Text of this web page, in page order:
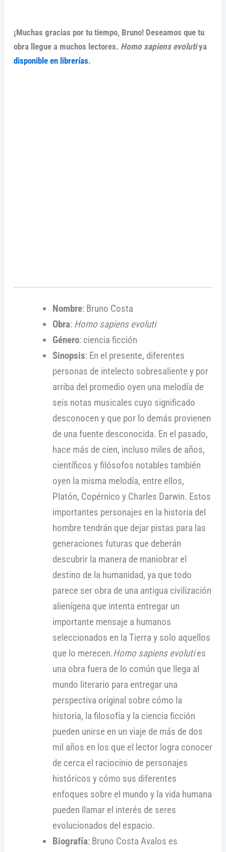
¡Muchas gracias por tu tiempo, Bruno! Deseamos que tu
obra llegue a muchos lectores. Homo sapiens evolutiya
disponible en librerías.
Nombre: Bruno Costa
Obra: Homo sapiens evoluti
Género: ciencia ficción
Sinopsis: En el presente, diferentes
personas de intelecto sobresaliente y por
arriba del promedio oyen una melodía de
seis notas musicales cuyo significado
desconocen y que por lo demás provienen
de una fuente desconocida. En el pasado,
hace más de cien, incluso miles de años,
científicos y filósofos notables también
oyen la misma melodía, entre ellos,
Platón, Copérnico y Charles Darwin. Estos
importantes personajes en la historia del
hombre tendrán que dejar pistas para las
generaciones futuras que deberán
descubrir la manera de maniobrar el
destino de la humanidad, ya que todo
parece ser obra de una antigua civilización
alienígena que intenta entregar un
importante mensaje a humanos
seleccionados en la Tierra y solo aquellos
que lo merecen.Homo sapiens evoluties
una obra fuera de lo común que llega al
mundo literario para entregar una
perspectiva original sobre cómo la
historia, la filosofía y la ciencia ficción
pueden unirse en un viaje de más de dos
mil años en los que el lector logra conocer
de cerca el raciocinio de personajes
históricos y cómo sus diferentes
enfoques sobre el mundo y la vida humana
pueden llamar el interés de seres
evolucionados del espacio.
Biografía: Bruno Costa Avalos es